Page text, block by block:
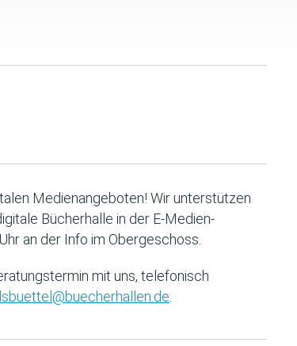
Medienangeboten! Wir unterstützen
Bücherhalle in der E-Medien-
an der Info im Obergeschoss.
mit uns, telefonisch